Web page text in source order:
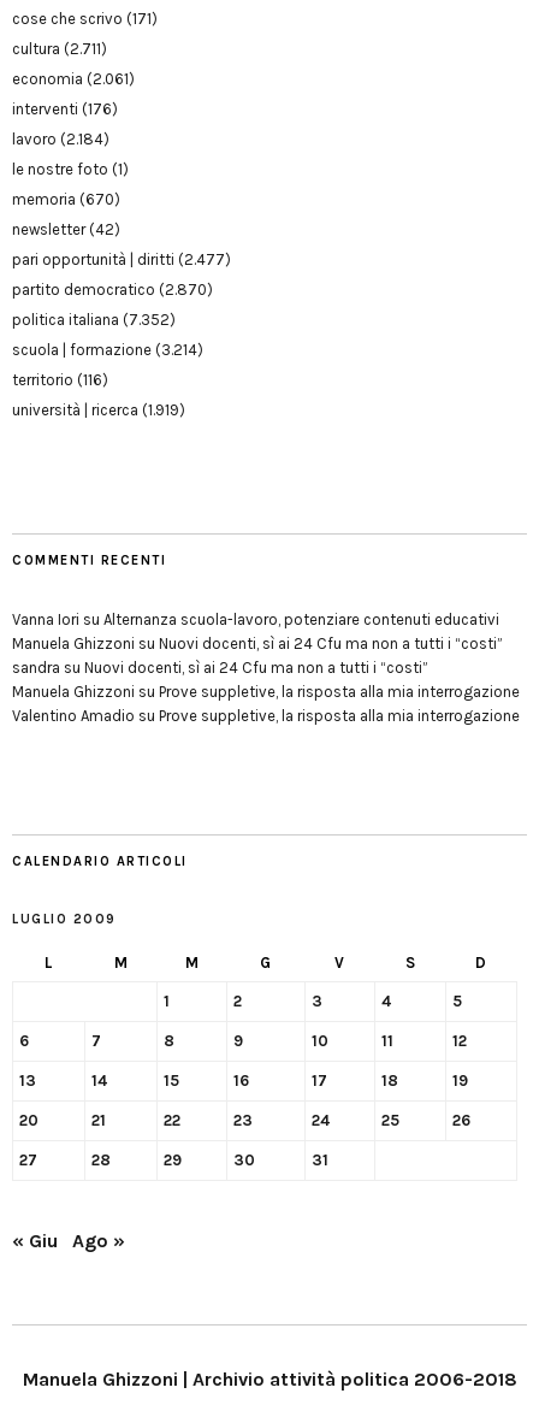
cose che scrivo (171)
cultura (2.711)
economia (2.061)
interventi (176)
lavoro (2.184)
le nostre foto (1)
memoria (670)
newsletter(42)
pari opportunità | diritti (2.477)
partito democratico (2.870)
politica italiana (7.352)
scuola | formazione (3.214)
territorio (116)
università | ricerca (1.919)
COMMENTI RECENTI
Vanna Iori su Alternanza scuola-lavoro, potenziare contenuti educativi
Manuela Ghizzoni su Nuovi docenti, sì ai 24 Cfu ma non a tutti i “costi”
sandra su Nuovi docenti, sì ai 24 Cfu ma non a tutti i “costi”
Manuela Ghizzoni su Prove suppletive, la risposta alla mia interrogazione
Valentino Amadio su Prove suppletive, la risposta alla mia interrogazione
CALENDARIO ARTICOLI
LUGLIO 2009
L M M G V S D
1 2 3 4 5
6 7 8 9 10 11 12
13 14 15 16 17 18 19
20 21 22 23 24 25 26
27 28 29 30 31
« Giu Ago »
Manuela Ghizzoni | Archivio attività politica 2006-2018